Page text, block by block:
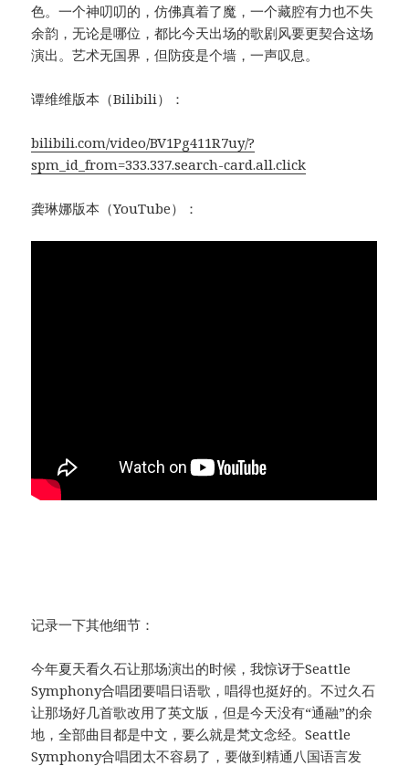
色。一个神叨叨的，仿佛真着了魔，一个藏腔有力也不失
余韵，无论是哪位，都比今天出场的歌剧风要更契合这场
演出。艺术无国界，但防疫是个墙，一声叹息。
谭维维版本（Bilibili）：
bilibili.com/video/BV1Pg411R7uy/?
spm_id_from=333.337.search-card.all.click
龚琳娜版本（YouTube）：
记录一下其他细节：
今年夏天看久石让那场演出的时候，我惊讶于Seattle
Symphony合唱团要唱日语歌，唱得也挺好的。不过久石
让那场好几首歌改用了英文版，但是今天没有“通融”的余
地，全部曲目都是中文，要么就是梵文念经。Seattle
Symphony合唱团太不容易了，要做到精通八国语言发